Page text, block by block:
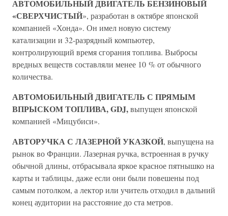
АВТОМОБИЛЬНЫЙ ДВИГАТЕЛЬ БЕНЗИНОВЫЙ
«СВЕРХЧИСТЫЙ», разработан в октябре японской
компанией «Хонда». Он имел новую систему
катализации и 32-разрядный компьютер,
контролирующий время сгорания топлива. Выбросы
вредных веществ составляли менее 10 % от обычного
количества.
АВТОМОБИЛЬНЫЙ ДВИГАТЕЛЬ С ПРЯМЫМ
ВПРЫСКОМ ТОПЛИВА, GDJ,выпущен японской
компанией «Мицубиси».
АВТОРУЧКА С ЛАЗЕРНОЙ УКАЗКОЙ, выпущена на
рынок во Франции. Лазерная ручка, встроенная в ручку
обычной длины, отбрасывала яркое красное пятнышко на
карты и таблицы, даже если они были повешены под
самым потолком, а лектор или учитель отходил в дальний
конец аудитории на расстояние до ста метров.